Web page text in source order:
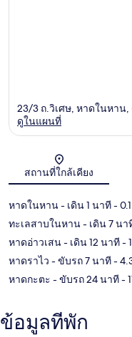
23/3 ถ.วิเศษ, หาดในหาน,
ดูในแผนที่
สถานที่ใกล้เคียง
หาดในหาน- เดิน 1 นาที-
ทะเลสาบในหาน- เดิน 7 นา
หาดอ่าวเสน- เดิน 12 นาที-
หาดราไว - ขับรถ 7 นาที-
หาดกะตะ - ขับรถ 24 นาที-
ข้อมูลที่พัก